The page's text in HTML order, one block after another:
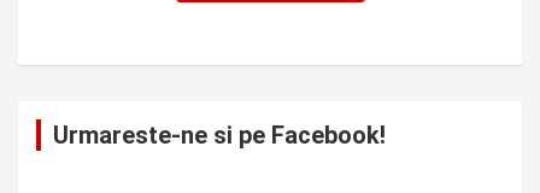
Urmareste-ne si pe Facebook!